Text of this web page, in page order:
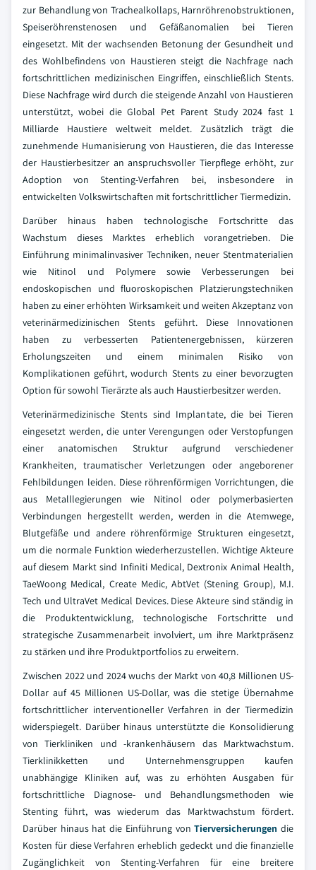
zur Behandlung von Trachealkollaps, Harnröhrenobstruktionen,
Speiseröhrenstenosen und Gefäßanomalien bei Tieren
eingesetzt. Mit der wachsenden Betonung der Gesundheit und
des Wohlbefindens von Haustieren steigt die Nachfrage nach
fortschrittlichen medizinischen Eingriffen, einschließlich Stents.
Diese Nachfrage wird durch die steigende Anzahl von Haustieren
unterstützt, wobei die Global Pet Parent Study 2024 fast 1
Milliarde Haustiere weltweit meldet. Zusätzlich trägt die
zunehmende Humanisierung von Haustieren, die das Interesse
der Haustierbesitzer an anspruchsvoller Tierpflege erhöht, zur
Adoption von Stenting-Verfahren bei, insbesondere in
entwickelten Volkswirtschaften mit fortschrittlicher Tiermedizin.
Darüber hinaus haben technologische Fortschritte das
Wachstum dieses Marktes erheblich vorangetrieben. Die
Einführung minimalinvasiver Techniken, neuer Stentmaterialien
wie Nitinol und Polymere sowie Verbesserungen bei
endoskopischen und fluoroskopischen Platzierungstechniken
haben zu einer erhöhten Wirksamkeit und weiten Akzeptanz von
veterinärmedizinischen Stents geführt. Diese Innovationen
haben zu verbesserten Patientenergebnissen, kürzeren
Erholungszeiten und einem minimalen Risiko von
Komplikationen geführt, wodurch Stents zu einer bevorzugten
Option für sowohl Tierärzte als auch Haustierbesitzer werden.
Veterinärmedizinische Stents sind Implantate, die bei Tieren
eingesetzt werden, die unter Verengungen oder Verstopfungen
einer anatomischen Struktur aufgrund verschiedener
Krankheiten, traumatischer Verletzungen oder angeborener
Fehlbildungen leiden. Diese röhrenförmigen Vorrichtungen, die
aus Metalllegierungen wie Nitinol oder polymerbasierten
Verbindungen hergestellt werden, werden in die Atemwege,
Blutgefäße und andere röhrenförmige Strukturen eingesetzt,
um die normale Funktion wiederherzustellen. Wichtige Akteure
auf diesem Markt sind Infiniti Medical, Dextronix Animal Health,
TaeWoong Medical, Create Medic, AbtVet (Stening Group), M.I.
Tech und UltraVet Medical Devices. Diese Akteure sind ständig in
die Produktentwicklung, technologische Fortschritte und
strategische Zusammenarbeit involviert, um ihre Marktpräsenz
zu stärken und ihre Produktportfolios zu erweitern.
Zwischen 2022 und 2024 wuchs der Markt von 40,8 Millionen US-
Dollar auf 45 Millionen US-Dollar, was die stetige Übernahme
fortschrittlicher interventioneller Verfahren in der Tiermedizin
widerspiegelt. Darüber hinaus unterstützte die Konsolidierung
von Tierkliniken und -krankenhäusern das Marktwachstum.
Tierklinikketten und Unternehmensgruppen kaufen
unabhängige Kliniken auf, was zu erhöhten Ausgaben für
fortschrittliche Diagnose- und Behandlungsmethoden wie
Stenting führt, was wiederum das Marktwachstum fördert.
Darüber hinaus hat die Einführung vonTierversicherungen die
Kosten für diese Verfahren erheblich gedeckt und die finanzielle
Zugänglichkeit von Stenting-Verfahren für eine breitere